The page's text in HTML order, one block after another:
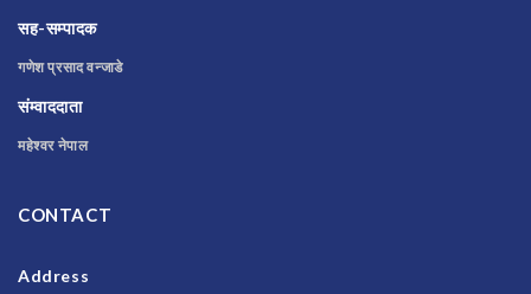
सह-सम्पादक
गणेश प्रसाद वन्जाडे
संम्वाददाता
महेश्वर नेपाल
CONTACT
Address